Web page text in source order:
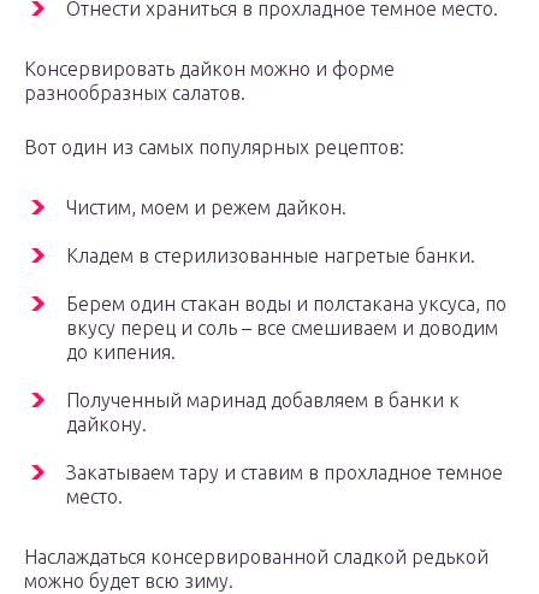
Отнести храниться в прохладное темное место.
Консервировать дайкон можно и форме
разнообразных салатов.
Вот один из самых популярных рецептов:
Чистим, моем и режем дайкон.
Кладем в стерилизованные нагретые банки.
Берем один стакан воды и полстакана уксуса, по
вкусу перец и соль – все смешиваем и доводим
до кипения.
Полученный маринад добавляем в банки к
дайкону.
Закатываем тару и ставим в прохладное темное
место.
Наслаждаться консервированной сладкой редькой
можно будет всю зиму.